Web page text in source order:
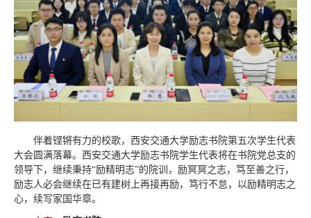
伴着铿锵有力的校歌，西安交通大学励志书院第五次学生代表
大会圆满落幕。西安交通大学励志书院学生代表将在书院党总支的
领导下，继续秉持“励精明志”的院训，励冥冥之志，笃至善之行，
励志人必会继续在已有建树上再接再励，笃行不怠，以励精明志之
心，续写家国华章。